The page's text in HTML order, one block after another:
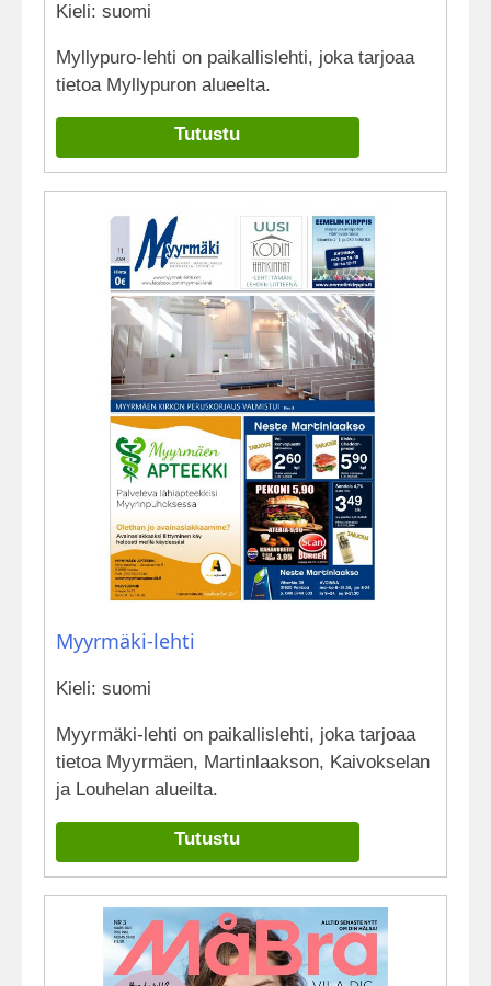
Kieli: suomi
Myllypuro-lehti on paikallislehti, joka tarjoaa
tietoa Myllypuron alueelta.
Tutustu
Myyrmäki-lehti
Kieli: suomi
Myyrmäki-lehti on paikallislehti, joka tarjoaa
tietoa Myyrmäen, Martinlaakson, Kaivokselan
ja Louhelan alueilta.
Tutustu